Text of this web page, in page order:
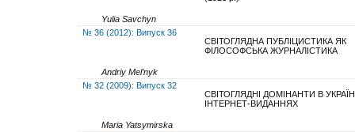
Yulia Savchyn
№ 36 (2012): Випуск 36
СВІТОГЛЯДНА ПУБЛІЦИСТИКА ЯК
ФІЛОСОФСЬКА ЖУРНАЛІСТИКА
Аndriy Mel’nyk
№ 32 (2009): Випуск 32
СВІТОГЛЯДНІ ДОМІНАНТИ В
ІНТЕРНЕТ-ВИДАННЯХ
Maria Yatsymirska